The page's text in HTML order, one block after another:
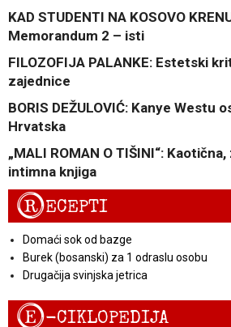
KAD STUDENTI NA KOSOVO
Memorandum 2 – isti
FILOZOFIJA PALANKE: Estetski
zajednice
BORIS DEŽULOVIĆ: Kanye Westu
Hrvatska
„MALI ROMAN O TIŠINI“:
intimna knjiga
RECEPTI
Domaći sok od bazge
Burek (bosanski) za 1 odraslu osobu
Drugačija svinjska jetrica
E-CIKLOPEDIJA